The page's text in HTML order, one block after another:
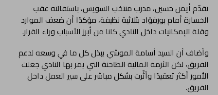
تقدّم أيمن حسين، مدرب منتخب السويس، باستقالته عقب
الخسارة أمام بورفؤاد بثلاثية نظيفة، مؤكدًا أن ضعف الموارد
وقلة الإمكانيات داخل النادي كانا من أبرز الأسباب وراء القرار.
وأضاف أن السيد أسامة الموشي يبذل كل ما في وسعه لدعم
الفريق، لكن الأزمة المالية الطاحنة التي يمر بها النادي جعلت
الأمور أكثر تعقيدًا وأثّرت بشكل مباشر على سير العمل داخل
الفريق.